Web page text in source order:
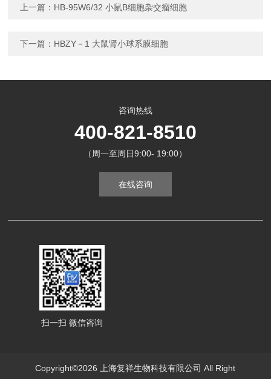
上一篇： HB-95W6/32 小鼠B细胞杂交瘤细胞
下一篇： HBZY－1 大鼠肾小球系膜细胞
咨询热线
400-821-8510
（周一至周日9:00- 19:00）
在线咨询
扫一扫 微信咨询
Copyright©2026 上海复祥生物科技有限公司 All Right